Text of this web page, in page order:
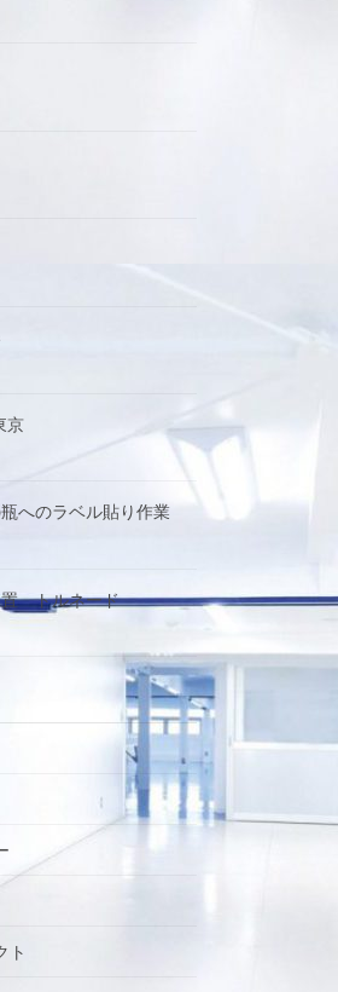
京
へのラベル貼り作業
置 トルネード
ト